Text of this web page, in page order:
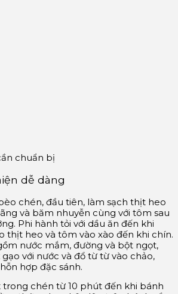
chuẩn bị
dễ dàng
chén, đầu tiên, làm sạch thịt heo
và băm nhuyễn cùng với tôm sau
Phi hành tỏi với dầu ăn đến khi
thịt heo và tôm vào xào đến khi chín.
nước mắm, đường và bột ngọt,
với nước và đổ từ từ vào chảo,
hợp đặc sánh.
trong chén từ 10 phút đến khi bánh